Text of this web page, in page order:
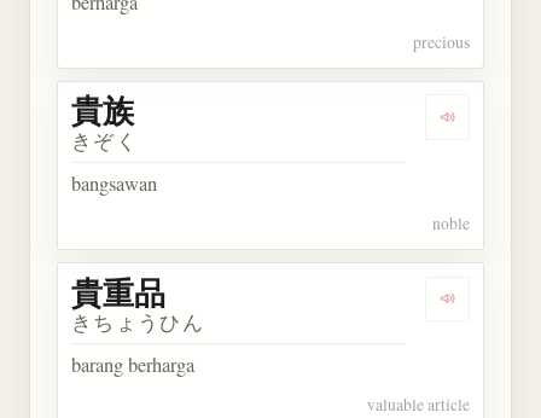
precious
Dengarkan
貴族
きぞく
bangsawan
noble
Dengarkan
貴重品
きちょうひん
barang berharga
valuable article